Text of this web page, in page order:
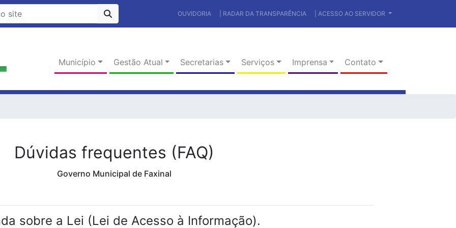
OUVIDORIA | RADAR DA TRANSPARÊNCIA | ACESSO AO SERVIDOR
Município Gestão Atual Secretarias Serviços Imprensa Contato
Dúvidas frequentes (FAQ)
Governo Municipal de Faxinal
sobre a Lei (Lei de Acesso à Informação).